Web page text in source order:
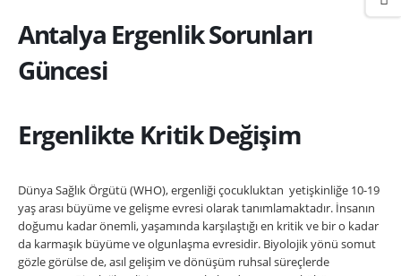
Antalya Ergenlik Sorunları
Güncesi
Ergenlikte Kritik Değişim
Dünya Sağlık Örgütü (WHO), ergenliği çocukluktan yetişkinliğe 10-19
yaş arası büyüme ve gelişme evresi olarak tanımlamaktadır. İnsanın
doğumu kadar önemli, yaşamında karşılaştığı en kritik ve bir o kadar
da karmaşık büyüme ve olgunlaşma evresidir. Biyolojik yönü somut
gözle görülse de, asıl gelişim ve dönüşüm ruhsal süreçlerde